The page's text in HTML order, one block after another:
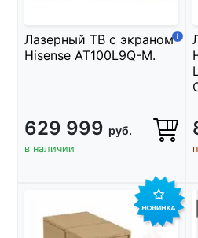
Лазерный ТВ с экраном
Hisense AT100L9Q-M.
629 999 руб.
в наличии